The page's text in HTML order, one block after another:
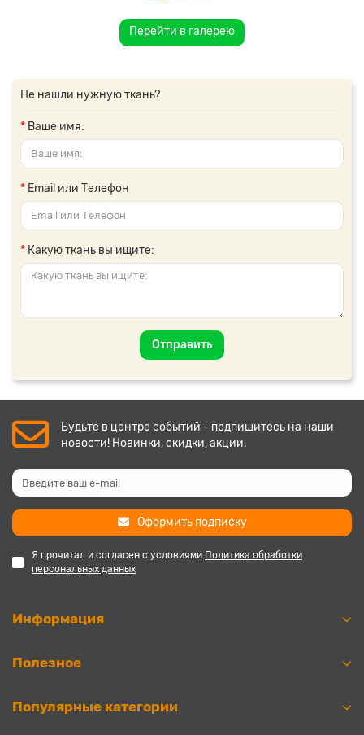
Перейти в галерею
Не нашли нужную ткань?
Ваше имя:
Email или Телефон
Какую ткань вы ищите:
Отправить
Будьте в центре событий - подпишитесь на наши
новости! Новинки, скидки, акции.
Оформить подписку
Я прочитал и согласен с условиями Политика обработки
персональных данных
Информация
Полезное
Популярные категории